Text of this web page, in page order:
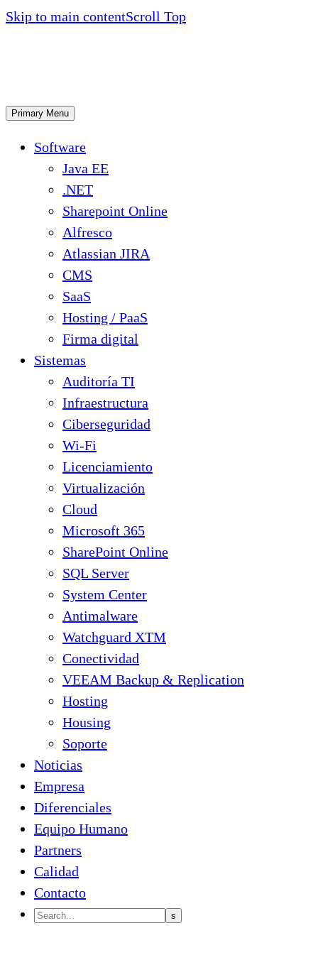
Skip to main contentScroll Top
Primary Menu
Software
Java EE
.NET
Sharepoint Online
Alfresco
Atlassian JIRA
CMS
SaaS
Hosting / PaaS
Firma digital
Sistemas
Auditoría TI
Infraestructura
Ciberseguridad
Wi-Fi
Licenciamiento
Virtualización
Cloud
Microsoft 365
SharePoint Online
SQL Server
System Center
Antimalware
Watchguard XTM
Conectividad
VEEAM Backup & Replication
Hosting
Housing
Soporte
Noticias
Empresa
Diferenciales
Equipo Humano
Partners
Calidad
Contacto